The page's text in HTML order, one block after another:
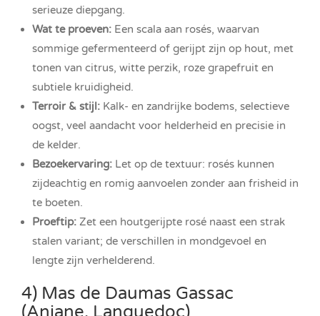
serieuze diepgang.
Wat te proeven: Een scala aan rosés, waarvan
sommige gefermenteerd of gerijpt zijn op hout, met
tonen van citrus, witte perzik, roze grapefruit en
subtiele kruidigheid.
Terroir & stijl: Kalk- en zandrijke bodems, selectieve
oogst, veel aandacht voor helderheid en precisie in
de kelder.
Bezoekervaring: Let op de textuur: rosés kunnen
zijdeachtig en romig aanvoelen zonder aan frisheid in
te boeten.
Proeftip: Zet een houtgerijpte rosé naast een strak
stalen variant; de verschillen in mondgevoel en
lengte zijn verhelderend.
4) Mas de Daumas Gassac